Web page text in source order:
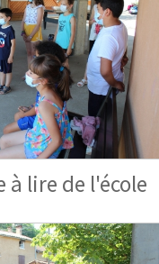
lire de l'école